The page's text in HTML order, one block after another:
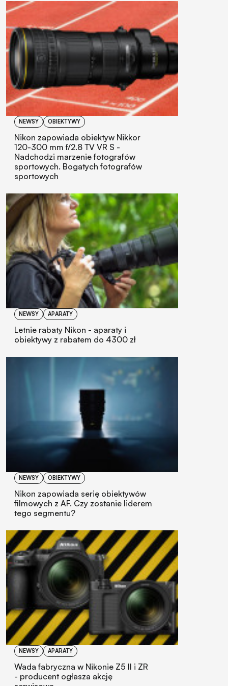
NEWSY OBIEKTYWY
Nikon zapowiada obiektyw Nikkor
120-300 mm f/2.8 TV VR S -
Nadchodzi marzenie fotografów
sportowych. Bogatych fotografów
sportowych
NEWSY APARATY
Letnie rabaty Nikon - aparaty i
obiektywy z rabatem do 4300 zł
NEWSY OBIEKTYWY
Nikon zapowiada serię obiektywów
filmowych z AF. Czy zostanie liderem
tego segmentu?
NEWSY APARATY
Wada fabryczna w Nikonie Z5 II i ZR
- producent ogłasza akcję